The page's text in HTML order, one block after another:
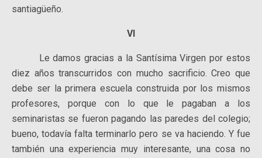
santiagüeño.
VI
Le damos gracias a la Santísima Virgen por estos
diez años transcurridos con mucho sacrificio. Creo que
debe ser la primera escuela construida por los mismos
profesores, porque con lo que le pagaban a los
seminaristas se fueron pagando las paredes del colegio;
bueno, todavía falta terminarlo pero se va haciendo. Y fue
también una experiencia muy interesante, una cosa no